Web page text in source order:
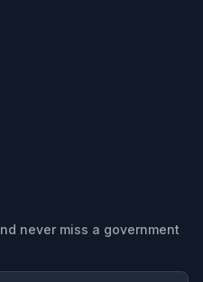
never miss a government